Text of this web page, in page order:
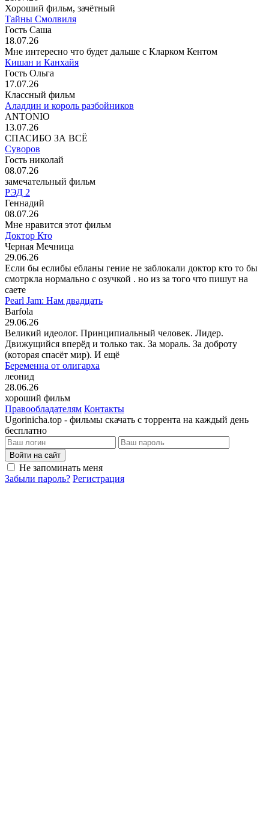
Хороший фильм, зачётный
Тайны Смолвиля
Гость Саша
18.07.26
Мне интересно что будет дальше с Кларком Кентом
Кишан и Канхайя
Гость Ольга
17.07.26
Классный фильм
Аладдин и король разбойников
ANTONIO
13.07.26
СПАСИБО ЗА ВСЁ
Суворов
Гость николай
08.07.26
замечательный фильм
РЭД 2
Геннадий
08.07.26
Мне нравится этот фильм
Доктор Кто
Черная Мечница
29.06.26
Если бы еслибы ебланы гение не заблокали доктор кто то бы
смотркла нормально с озучкой . но из за того что пишут на
саете
Pearl Jam: Нам двадцать
Barfola
29.06.26
Великий идеолог. Принципиальный человек. Лидер.
Движущийся вперёд и только так. За мораль. За доброту
(которая спасёт мир). И ещё
Беременна от олигарха
леонид
28.06.26
хороший фильм
Правообладателям Контакты
Ugorinicha.top - фильмы скачать с торрента на каждый день
бесплатно
Войти на сайт
Не запоминать меня
Забыли пароль? Регистрация